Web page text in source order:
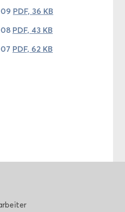
PDF, 36 KB
PDF, 43 KB
PDF, 62 KB